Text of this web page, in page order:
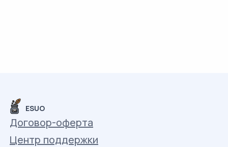
ESUO
Договор-оферта
Центр поддержки